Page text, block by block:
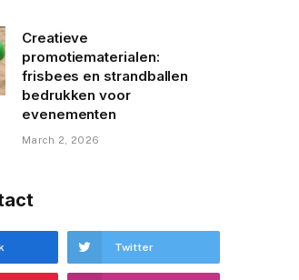
Creatieve
promotiematerialen:
frisbees en strandballen
bedrukken voor
evenementen
March 2, 2026
Twitter